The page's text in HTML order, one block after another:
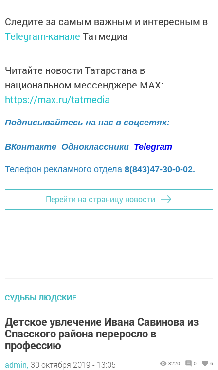
Следите за самым важным и интересным в
Telegram-канале Татмедиа
Читайте новости Татарстана в
национальном мессенджере MАХ:
https://max.ru/tatmedia
Подписывайтесь на нас в соцсетях:
ВКонтакте Одноклассники Telegram
Телефон рекламного отдела 8(843)47-30-0-02.
Перейти на страницу новости
СУДЬБЫ ЛЮДСКИЕ
Детское увлечение Ивана Савинова из
Спасского района переросло в
профессию
admin, 30 октября 2019 - 13:05 3220 0 6